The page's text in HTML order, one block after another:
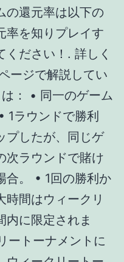
。 • 1回の勝利か
時間はウィークリ
内に限定されま
ートーナメントに
ウィークリートー
ーに付与される
メントに対する連
されます。. 遊雅
れたオンラインカ
ジョンカジノは日
います。. ＜賭け
映率＞ ● すべての
Suckers」